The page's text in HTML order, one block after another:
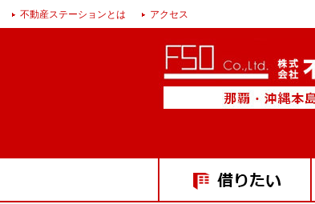
不動産ステーションとは アクセス